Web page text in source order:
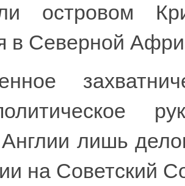
островом
в Северной
Англии лишь
на Советский